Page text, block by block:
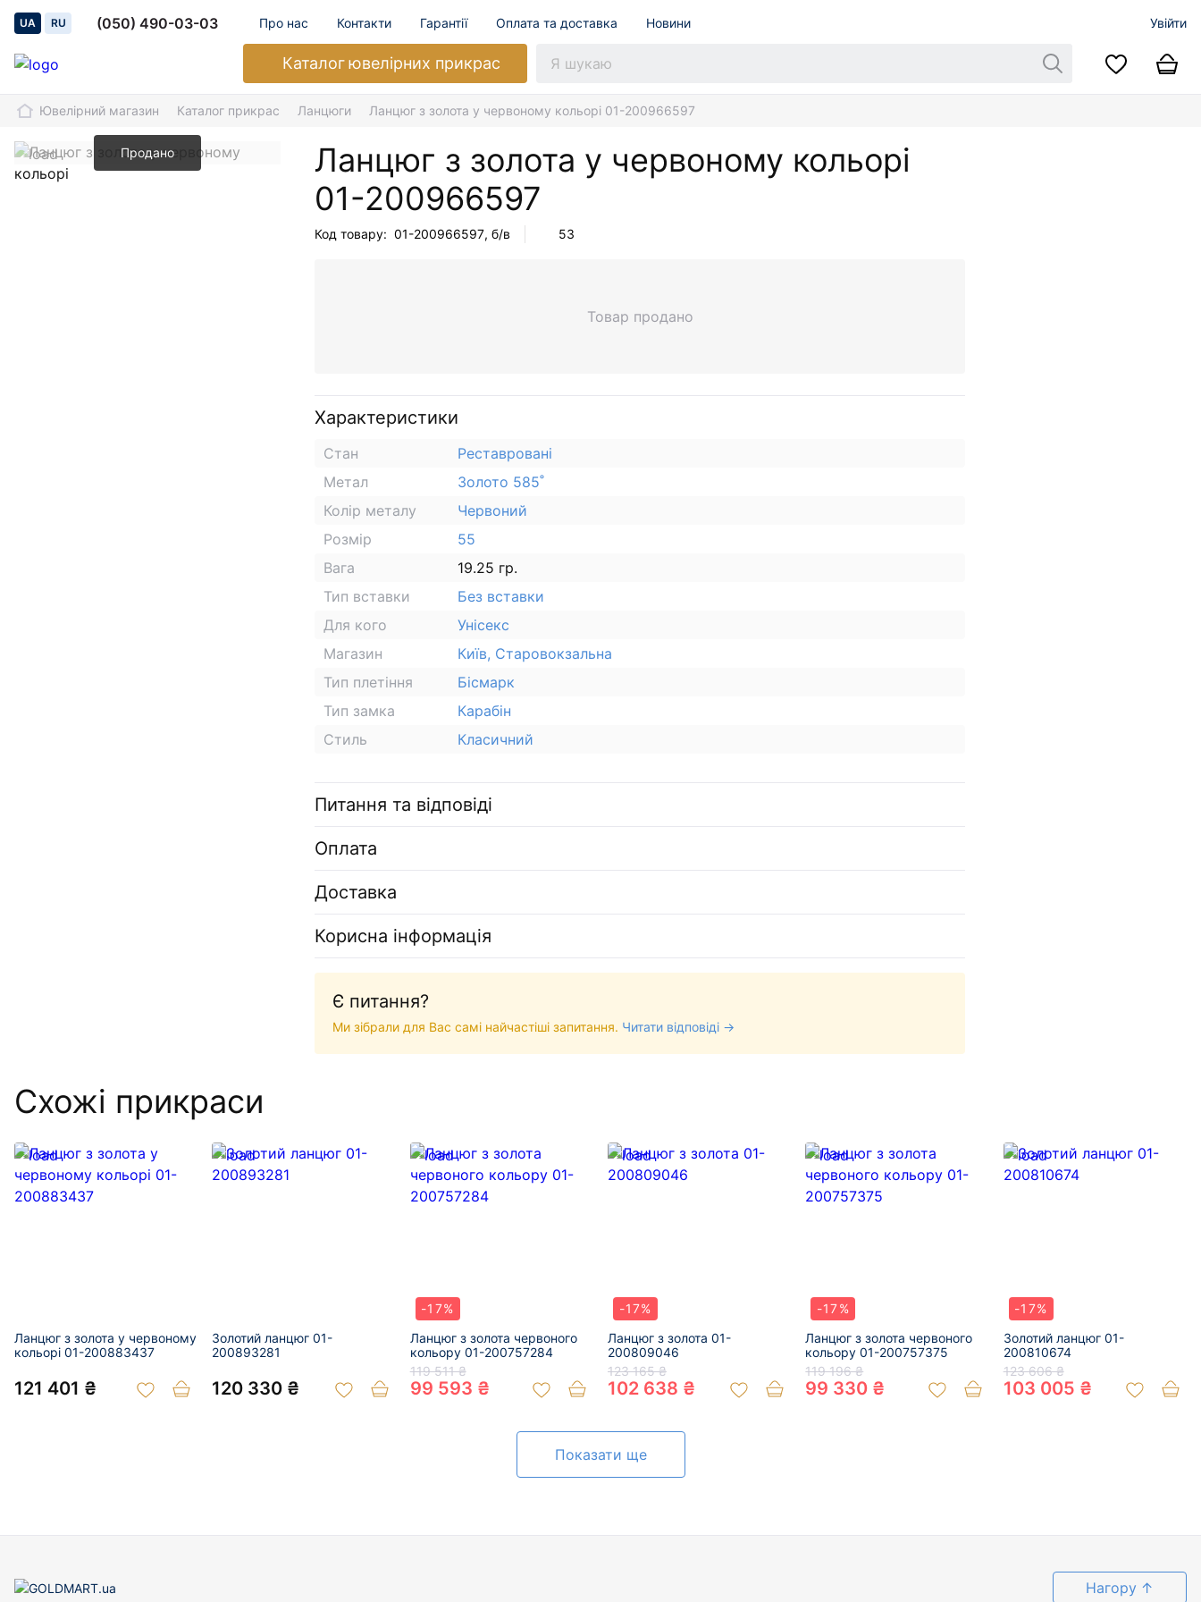
UA RU (050) 490-03-03 Про нас Контакти Гарантії Оплата та доставка Новини Увійти
Каталогювелірних прикрас
Ювелірний магазин Каталог прикрас Ланцюги Ланцюг з золота у червоному кольорі 01-200966597
Продано
Ланцюг з золота у червоному кольорі
01-200966597
Код товару: 01-200966597, б/в 53
Товар продано
Характеристики
Стан
Реставровані
Метал
Золото 585˚
Колір металу
Червоний
Розмір
55
Вага
19.25 гр.
Тип вставки
Без вставки
Для кого
Унісекс
Магазин
Київ, Старовокзальна
Тип плетіння
Бісмарк
Тип замка
Карабін
Стиль
Класичний
Питання та відповіді
Оплата
Доставка
Корисна інформація
Є питання?
Ми зібрали для Вас самі найчастіші запитання. Читати відповіді →
Схожі прикраси
Ланцюг з золота у червоному
кольорі 01-200883437
121 401 ₴
Золотий ланцюг 01-
200893281
120 330 ₴
-17%
Ланцюг з золота червоного
кольору 01-200757284
119 511 ₴
99 593 ₴
-17%
Ланцюг з золота 01-
200809046
123 165 ₴
102 638 ₴
-17%
Ланцюг з золота червоного
кольору 01-200757375
119 196 ₴
99 330 ₴
-17%
Золотий ланцюг 01-
200810674
123 606 ₴
103 005 ₴
Показати ще
Нагору ↑